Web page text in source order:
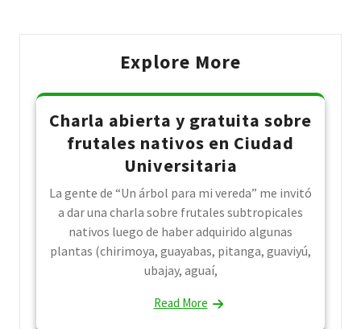
Explore More
Charla abierta y gratuita sobre
frutales nativos en Ciudad
Universitaria
La gente de “Un árbol para mi vereda” me invitó
a dar una charla sobre frutales subtropicales
nativos luego de haber adquirido algunas
plantas (chirimoya, guayabas, pitanga, guaviyú,
ubajay, aguaí,
Read More